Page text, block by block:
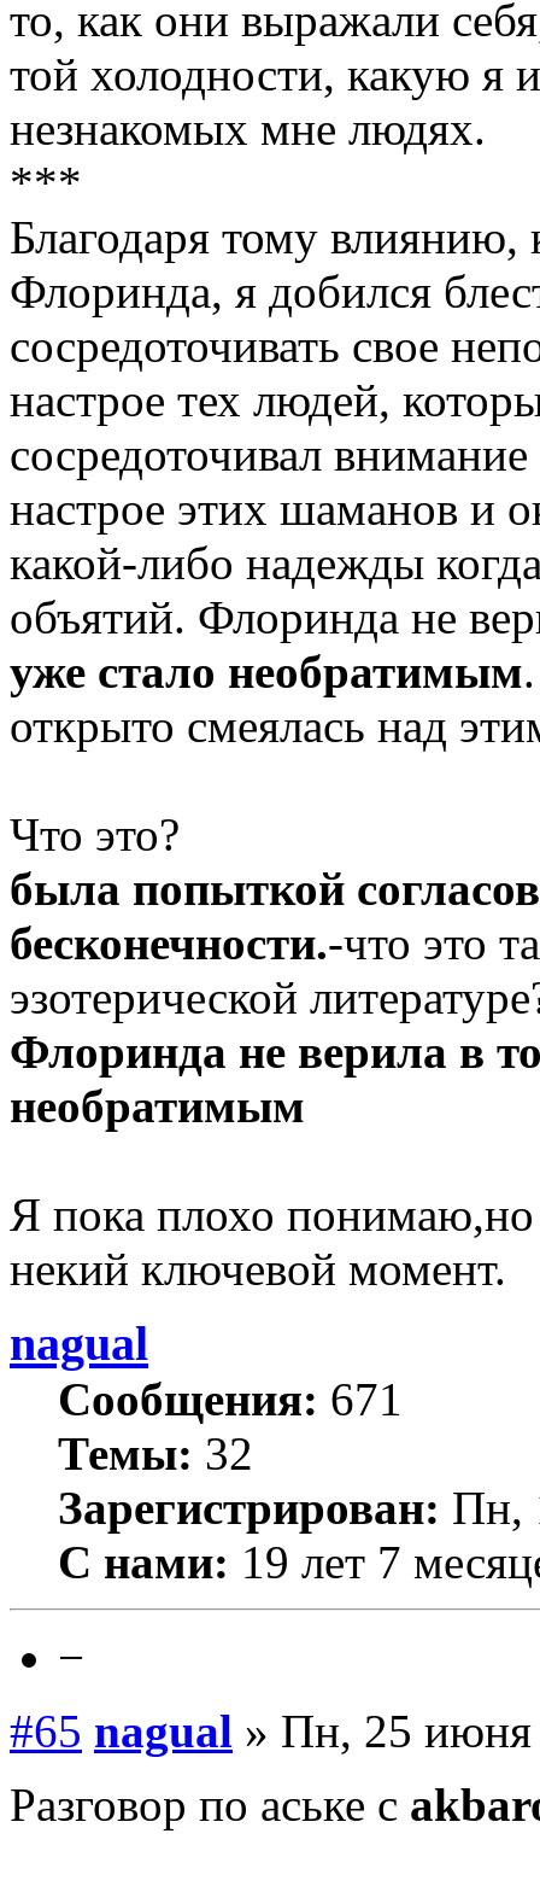
то, как они выражали
той холодности, какую я
незнакомых мне людях.
***
Благодаря тому влиянию,
Флоринда, я добился
сосредоточивать свое
настрое тех людей,
сосредоточивал
настрое этих шаманов и
какой-либо надежды
объятий. Флоринда не
уже стало необратимым
открыто смеялась над
Что это?
была попыткой
бесконечности.-что это
эзотерической
Флоринда не верила в
необратимым
Я пока плохо понимаю,но
некий ключевой момент.
nagual
Сообщения: 671
Темы: 32
Зарегистрирован: Пн,
С нами: 19 лет 7
−
#65 nagual » Пн, 25 июня
Разговор по аське с